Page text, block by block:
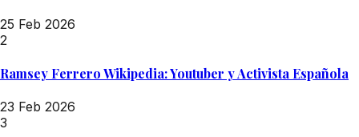
25 Feb 2026
2
Ramsey Ferrero Wikipedia: Youtuber y Activista Española
23 Feb 2026
3